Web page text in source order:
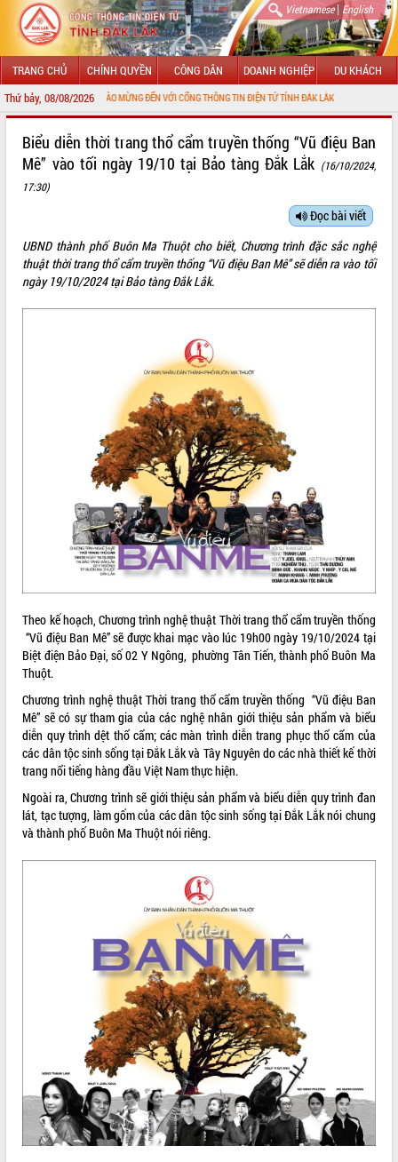
Vietnamese| English
TRANG CHỦ CHÍNH QUYỀN CÔNG DÂN DOANH NGHIỆP DU KHÁCH
Thứ bảy, 08/08/2026CHÀO MỪNG ĐẾN VỚI CỔNG THÔNG TIN ĐIỆN TỬ TỈNH ĐẮK LẮK
LÃNH ĐẠO UBND TỈNH
SỞ, BAN, NGÀNH
UBND CÁC XÃ, PHƯỜNG
THÔNG TIN CHỈ ĐẠO ĐIỀU HÀNH
QUY HOẠCH - KẾ HOẠCH
VIDEO
Khám bệnh, cấp phát thuốc miễn phí
và tặng quà người dân xã Cư Pui
Hội nghị UBND tỉnh Đắk Lắk thường kỳ
Lễ truy tặng danh hiệu “Bà Mẹ Việt
Nam Anh hùng” và trao Huân chương
Lao động
UBND tỉnh Đắk Lắk triển khai nhiệm
ALBUM ẢNH
Biểu diễn thời trang thổ cẩm truyền thống “Vũ điệu Ban
Mê” vào tối ngày 19/10 tại Bảo tàng Đắk Lắk (16/10/2024,
17:30)
Đọc bài viết
UBND thành phố Buôn Ma Thuột cho biết, Chương trình đặc sắc nghệ
thuật thời trang thổ cẩm truyền thống “Vũ điệu Ban Mê” sẽ diễn ra vào tối
ngày 19/10/2024 tại Bảo tàng Đắk Lắk.
Theo kế hoạch, Chương trình nghệ thuật Thời trang thổ cẩm truyền thống
“Vũ điệu Ban Mê” sẽ được khai mạc vào lúc 19h00 ngày 19/10/2024 tại
Biệt điện Bảo Đại, số 02 Y Ngông, phường Tân Tiến, thành phố Buôn Ma
Thuột.
Chương trình nghệ thuật Thời trang thổ cẩm truyền thống “Vũ điệu Ban
Mê” sẽ có sự tham gia của các nghệ nhân giới thiệu sản phẩm và biểu
diễn quy trình dệt thổ cẩm; các màn trình diễn trang phục thổ cẩm của
các dân tộc sinh sống tại Đắk Lắk và Tây Nguyên do các nhà thiết kế thời
trang nổi tiếng hàng đầu Việt Nam thực hiện.
Ngoài ra, Chương trình sẽ giới thiệu sản phẩm và biểu diễn quy trình đan
lát, tạc tượng, làm gốm của các dân tộc sinh sống tại Đắk Lắk nói chung
và thành phố Buôn Ma Thuột nói riêng.